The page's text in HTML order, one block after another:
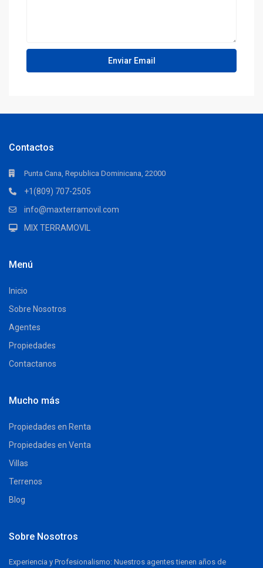
Contactos
Punta Cana, Republica Dominicana, 22000
+1(809) 707-2505
info@maxterramovil.com
MIX TERRAMOVIL
Menú
Inicio
Sobre Nosotros
Agentes
Propiedades
Contactanos
Mucho más
Propiedades en Renta
Propiedades en Venta
Villas
Terrenos
Blog
Sobre Nosotros
Experiencia y Profesionalismo: Nuestros agentes tienen años de